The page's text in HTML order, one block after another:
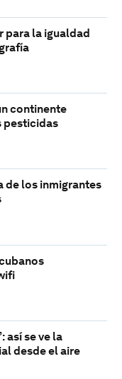
para la igualdad
continente
pesticidas
de los inmigrantes
así se ve la
desde el aire